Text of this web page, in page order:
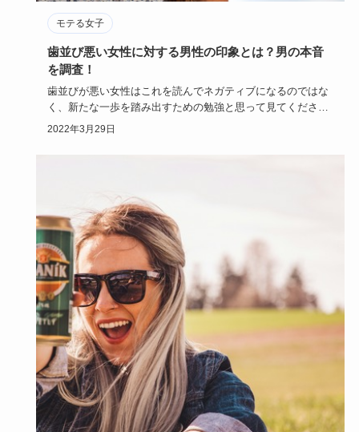
モテる女子
歯並び悪い女性に対する男性の印象とは？男の本音
を調査！
歯並びが悪い女性はこれを読んでネガティブになるのではな
く、新たな一歩を踏み出すための勉強と思って見てください
ね。また、歯並…
2022年3月29日